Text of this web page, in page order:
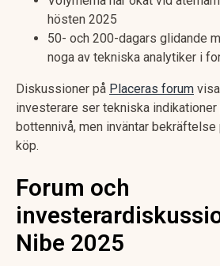
hösten 2025
50- och 200-dagars glidande
noga av tekniska analytiker i
Diskussioner på Placeras forum
investerare ser tekniska
bottennivå, men inväntar
köp.
Forum och
Nibe 2025